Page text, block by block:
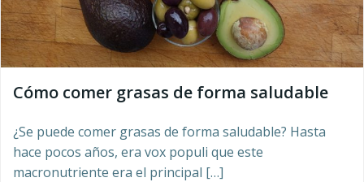
Cómo comer grasas de forma saludable
¿Se puede comer grasas de forma saludable? Hasta
hace pocos años, era vox populi que este
macronutriente era el principal […]